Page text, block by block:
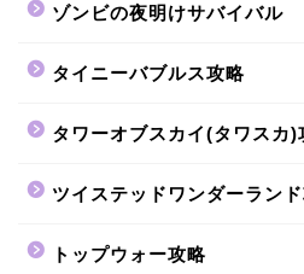
ゾンビの夜明けサバイバル
タイニーバブルス攻略
タワーオブスカイ(タワスカ)
ツイステッドワンダーラン
トップウォー攻略